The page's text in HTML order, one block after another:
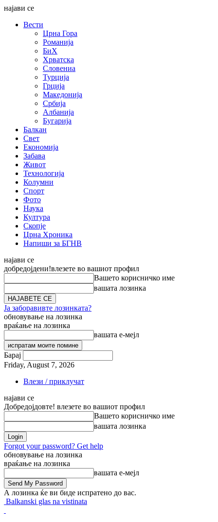
најави се
Вести
Црна Гора
Романија
БиХ
Хрватска
Словениа
Турција
Грција
Македонија
Србија
Албанија
Бугарија
Балкан
Свет
Економија
Забава
Живот
Технологија
Колумни
Спорт
Фото
Наука
Култура
Скопје
Црна Хроника
Напиши за БГНВ
најави се
добредојдени!влезете во вашиот профил
Вашето корисничко име
вашата лозинка
Ја заборавивте лозинката?
обновување на лозинка
враќање на лозинка
вашата е-мејл
Барај
Friday, August 7, 2026
Влези / приклучат
најави се
Добредојдовте! влезете во вашиот профил
Вашето корисничко име
вашата лозинка
Forgot your password? Get help
обновување на лозинка
враќање на лозинка
вашата е-мејл
А лозинка ќе ви биде испратено до вас.
Balkanski glas na vistinata